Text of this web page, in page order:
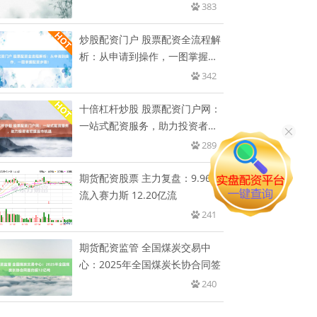
383
炒股配资门户 股票配资全流程解
析：从申请到操作，一图掌握配
342
十倍杠杆炒股 股票配资门户网：
一站式配资服务，助力投资者把
289
期货配资股票 主力复盘：9.96亿
流入赛力斯 12.20亿流
241
期货配资监管 全国煤炭交易中
心：2025年全国煤炭长协合同签
240